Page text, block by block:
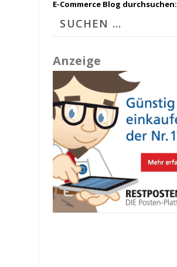
E-Commerce Blog durchsuchen:
Anzeige